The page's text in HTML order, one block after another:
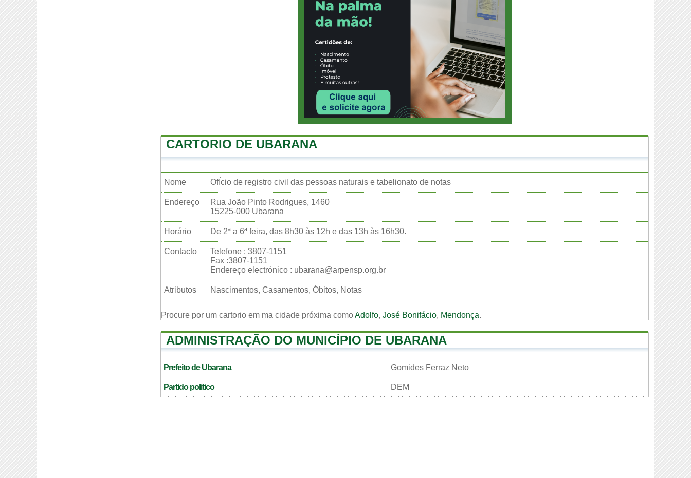
CARTORIO DE UBARANA
Nome OfÍcio de registro civil das pessoas naturais e tabelionato de notas
Endereço
Rua João Pinto Rodrigues, 1460
15225-000 Ubarana
Horário De 2ª a 6ª feira, das 8h30 às 12h e das 13h às 16h30.
Contacto
Telefone : 3807-1151
Fax :3807-1151
Endereço electrónico : ubarana@arpensp.org.br
Atributos Nascimentos, Casamentos, Óbitos, Notas
Procure por um cartorio em ma cidade próxima comoAdolfo, José Bonifácio, Mendonça.
ADMINISTRAÇÃO DO MUNICÍPIO DE UBARANA
Prefeito de Ubarana Gomides Ferraz Neto
Partido politico DEM